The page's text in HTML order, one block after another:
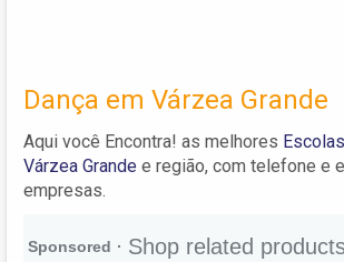
Dança em Várzea Grande
Aqui você Encontra! as melhores
Várzea Grande e região, com telefone e
empresas.